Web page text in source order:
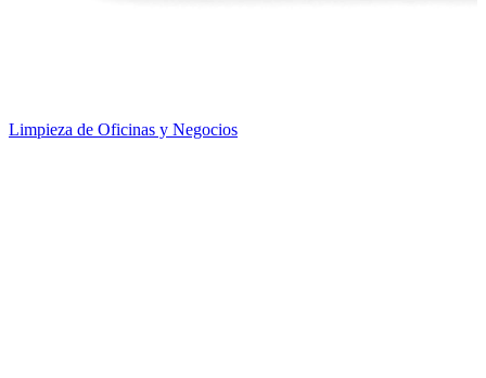
Limpieza de Oficinas y Negocios